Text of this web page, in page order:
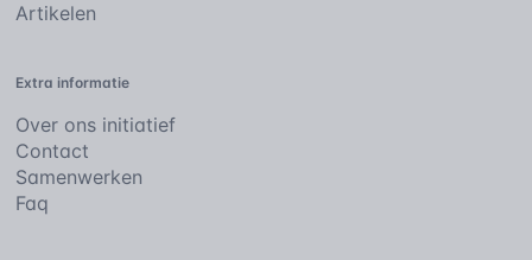
Artikelen
Extra informatie
Over ons initiatief
Contact
Samenwerken
Faq